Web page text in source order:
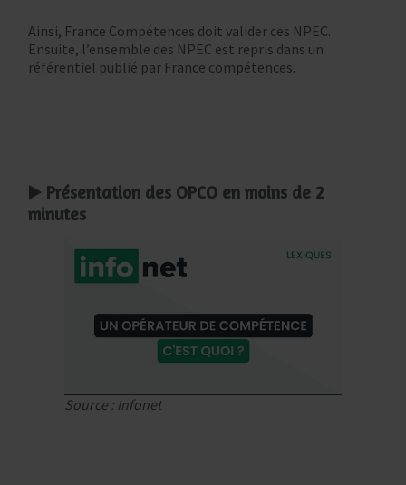
Ainsi, France Compétences doit valider ces NPEC.
Ensuite, l’ensemble des NPEC est repris dans un
référentiel publié par France compétences.
▶️ Présentation des OPCO en moins de 2
minutes
Source : Infonet